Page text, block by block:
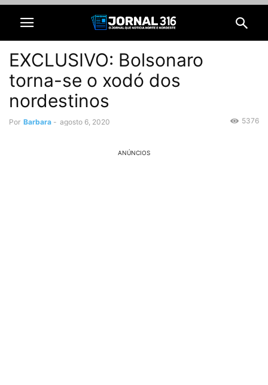
EXCLUSIVO: Bolsonaro
torna-se o xodó dos
nordestinos
Por Barbara - agosto 6, 2020 5376
ANÚNCIOS